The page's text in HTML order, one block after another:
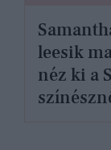
leesik
néz ki a